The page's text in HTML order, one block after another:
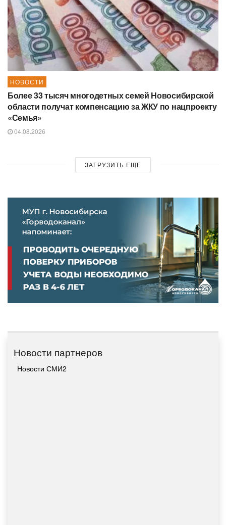
НОВОСТИ
Более 33 тысяч многодетных семей Новосибирской
области получат компенсацию за ЖКУ по нацпроекту
«Семья»
04.08.2026
ЗАГРУЗИТЬ ЕЩЕ
Новости партнеров
Новости СМИ2